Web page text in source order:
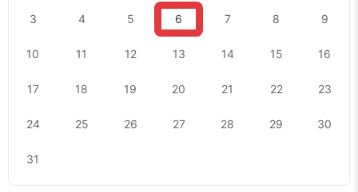
3 4 5 6 7 8 9
10 11 12 13 14 15 16
17 18 19 20 21 22 23
24 25 26 27 28 29 30
31